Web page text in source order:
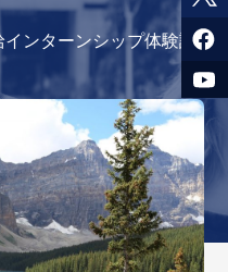
ンターンシップ体験談